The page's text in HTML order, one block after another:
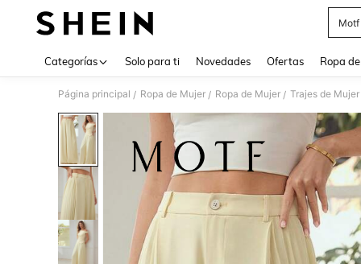
Motf
Categorías Solo para ti Novedades Ofertas Ropa
Página principal / Ropa de Mujer / Ropa de Mujer / Trajes de Mujer